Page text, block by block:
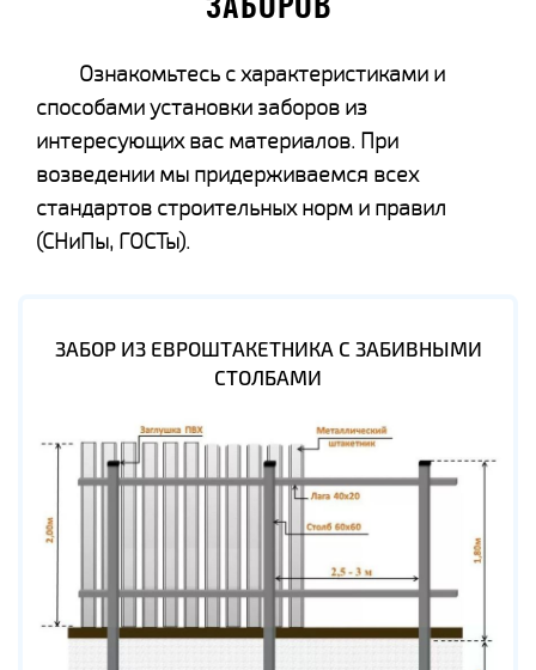
ЗАБОРОВ
Ознакомьтесь с характеристиками и
способами установки заборов из
интересующих вас материалов. При
возведении мы придерживаемся всех
стандартов строительных норм и правил
(СНиПы, ГОСТы).
ЗАБОР ИЗ ЕВРОШТАКЕТНИКА С ЗАБИВНЫМИ
СТОЛБАМИ